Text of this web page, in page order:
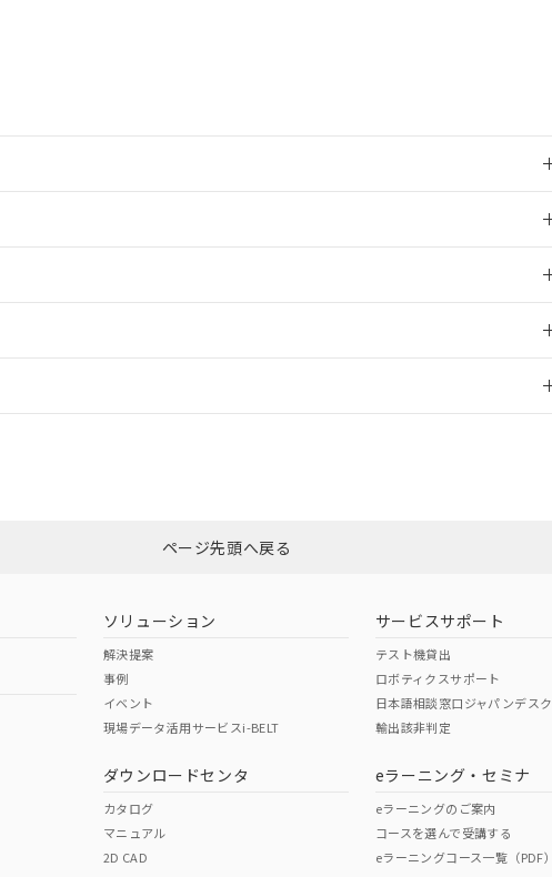
ダウンロードはこちら
O
（日本
（アメリカ
この製品の規格認証/適合状況ページへ
その他の認証はこちらのページからご検索ください
ページ先頭へ戻る
ソリューション
解決提案
事例
イベント
現場データ活用サービスi-BELT
ダウンロードセンタ
カタログ
マニュアル
2D CAD
サービスサポート
テスト機貸出
ロボティクスサポート
日本語相談窓口ジャパンデスク
輸出該非判定
eラーニング・セミナ
eラーニングのご案内
コースを選んで受講する
eラーニングコース一覧（PDF）